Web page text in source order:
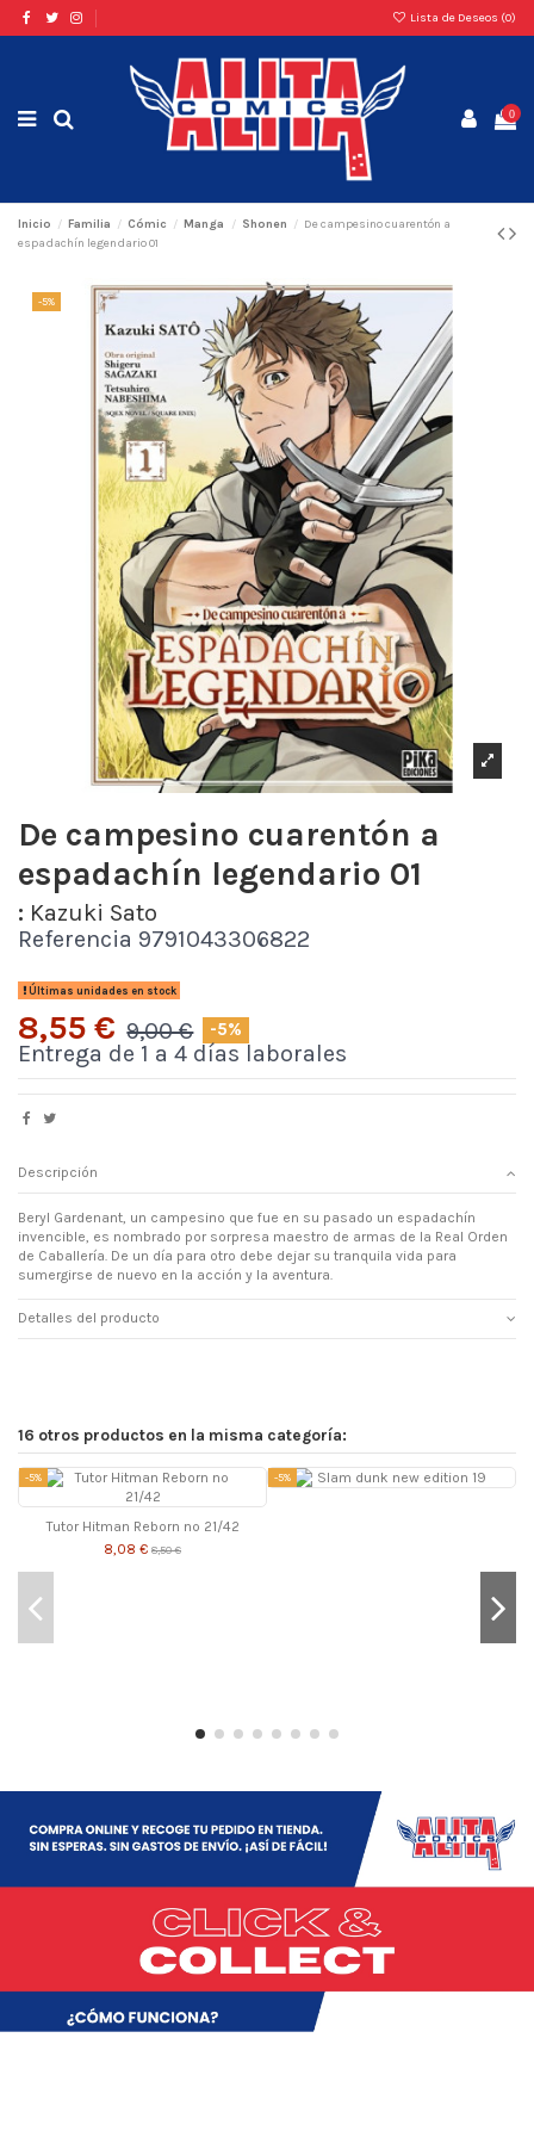
Lista de Deseos (0)
0
Inicio Familia Cómic Manga Shonen
De campesino cuarentón a
espadachín legendario 01
-5%
De campesino cuarentón a
espadachín legendario 01
: Kazuki Sato
Referencia 9791043306822
Últimas unidades en stock
8,55 € 9,00 € -5%
Entrega de 1 a 4 días laborales
Descripción
Beryl Gardenant, un campesino que fue en su pasado un espadachín
invencible, es nombrado por sorpresa maestro de armas de la Real Orden
de Caballería. De un día para otro debe dejar su tranquila vida para
sumergirse de nuevo en la acción y la aventura.
Detalles del producto
16 otros productos en la misma categoría:
-5%
Tutor Hitman Reborn nº 21/42
8,08 € 8,50 €
-5%